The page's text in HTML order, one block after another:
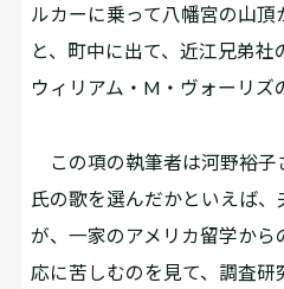
ルカーに乗って八幡宮の山頂
と、町中に出て、近江兄弟社
ウィリアム・M・ヴォーリズ
この項の執筆者は河野裕子
氏の歌を選んだかといえば
が、一家のアメリカ留学か
応に苦しむのを見て、調査